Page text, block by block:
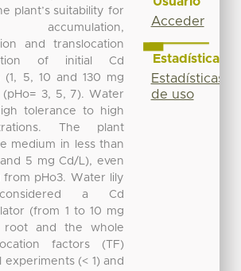
plant’s suitability for
accumulation,
and translocation
of initial Cd
(1, 5, 10 and 130 mg
3, 5, 7). Water
tolerance to high
The plant
medium in less than
5 mg Cd/L), even
pHo3. Water lily
a Cd
(from 1 to 10 mg
and the whole
factors (TF)
(< 1) and
Acceder
Estadísticas
Estadísticas
de uso